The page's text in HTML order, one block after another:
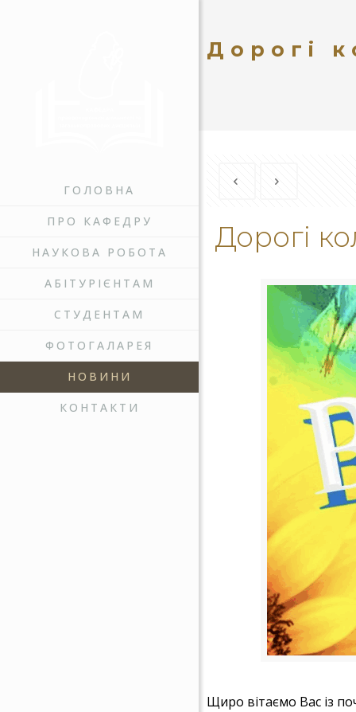
ГОЛОВНА
ПРО КАФЕДРУ
НАУКОВА РОБОТА
АБІТУРІЄНТАМ
СТУДЕНТАМ
ФОТОГАЛАРЕЯ
НОВИНИ
КОНТАКТИ
Дорогі
Дорогі
Щиро вітаємо Вас із